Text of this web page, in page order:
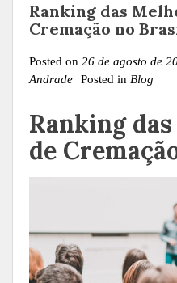
Ranking das
Cremação no
Posted on 26 de agosto de
Andrade
Posted in Blog
Ranking
de